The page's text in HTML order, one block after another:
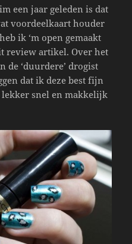
een jaar geleden is dat
voordeelkaart houder
ik ‘m open gemaakt
review artikel. Over het
de ‘duurdere’ drogist
dat ik deze best fijn
lekker snel en makkelijk